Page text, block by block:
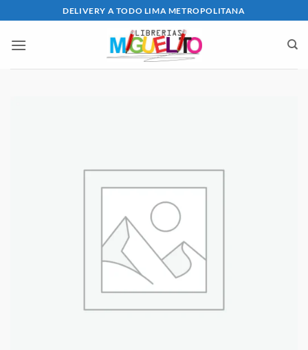
al
contenido
DELIVERY A TODO LIMA METROPOLITANA